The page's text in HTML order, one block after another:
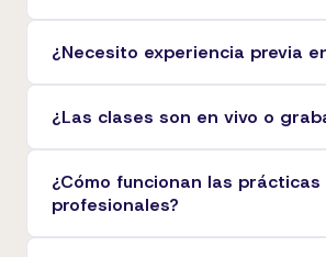
¿Necesito experiencia previa
¿Las clases son en vivo o
¿Cómo funcionan las prácticas
profesionales?